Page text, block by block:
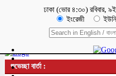
ঢাকা (ভোর ৪:৩০) রবিবার,
ইংরেজী
শুভেচ্ছা বার্তা :